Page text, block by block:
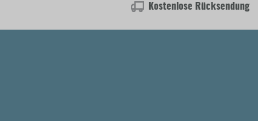
Kostenlose Rücksendung